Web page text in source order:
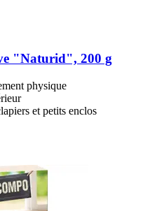
"Naturid", 200 g
physique
et petits enclos